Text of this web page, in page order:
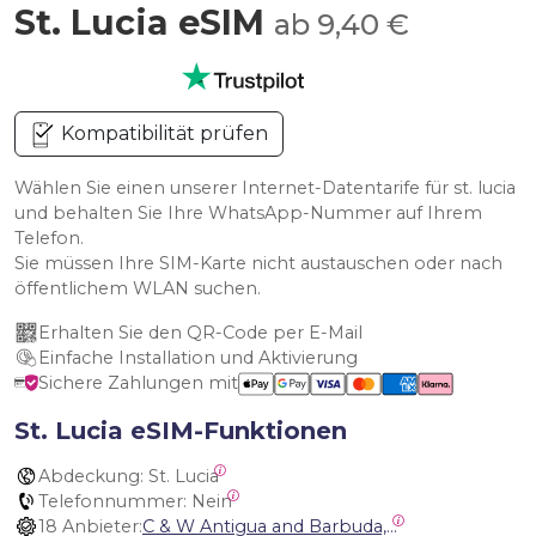
St. Lucia eSIM ab 9,40 €
Kompatibilität prüfen
Wählen Sie einen unserer Internet-Datentarife für st. lucia
und behalten Sie Ihre WhatsApp-Nummer auf Ihrem
Telefon.
Sie müssen Ihre SIM-Karte nicht austauschen oder nach
öffentlichem WLAN suchen.
Erhalten Sie den QR-Code per E-Mail
Einfache Installation und Aktivierung
Sichere Zahlungen mit
St. Lucia eSIM-Funktionen
Abdeckung: St. Lucia
Telefonnummer: Nein
18 Anbieter:
C & W Antigua and Barbuda, Cable and Wireless Anguilla, Cable & Wireless - LIME, Setel Netherlands Antilles, BTC Bahamas, C&W (Flow), Claro, Bouygues/DigiCel, Dauphin, Free, Cable & Wireless Jamaica, Cable & Wireless Saint Kitts and Nevis, Cable & Wireless Saint Lucia, Cable & Wireless Montserrat, Liberty, Telephone Company Puerto Rico , Cable & Wireless, C & W Saint Vincent and Grenadines